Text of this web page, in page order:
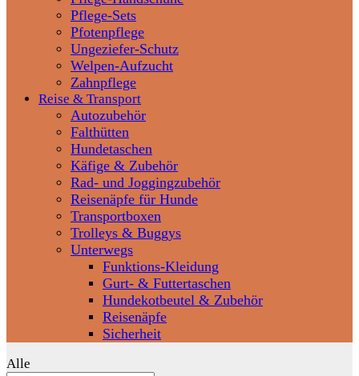
Pflege-Sets
Pfotenpflege
Ungeziefer-Schutz
Welpen-Aufzucht
Zahnpflege
Reise & Transport
Autozubehör
Falthütten
Hundetaschen
Käfige & Zubehör
Rad- und Joggingzubehör
Reisenäpfe für Hunde
Transportboxen
Trolleys & Buggys
Unterwegs
Funktions-Kleidung
Gurt- & Futtertaschen
Hundekotbeutel & Zubehör
Reisenäpfe
Sicherheit
Alle